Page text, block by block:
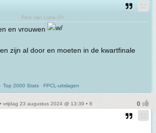
Pino van Luna O+
en vrouwen
zijn al door en moeten in de kwartfinale
- Top 2000 Stats - FPCL-uitslagen
• vrijdag 23 augustus 2024 @ 13:39 • 6